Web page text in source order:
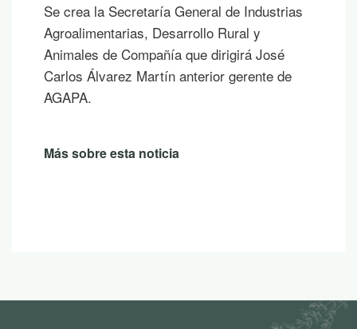
Se crea la Secretaría General de Industrias
Agroalimentarias, Desarrollo Rural y
Animales de Compañía que dirigirá José
Carlos Álvarez Martín anterior gerente de
AGAPA.
Más sobre esta noticia